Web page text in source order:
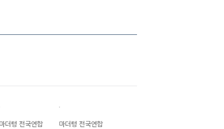
마더텅 전국연합
마더텅 전국연합